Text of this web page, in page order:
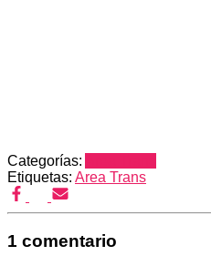
Categorías:
Etiquetas: Area Trans
1 comentario